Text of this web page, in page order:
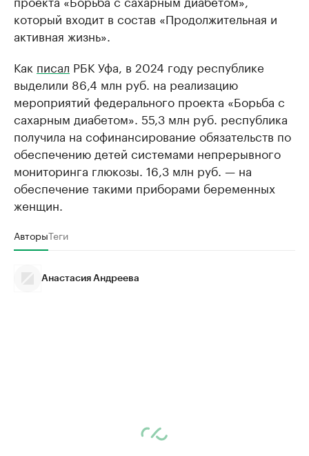
который входит в состав «Продолжительная и
активная жизнь».
Как писал РБК Уфа, в 2024 году республике
выделили 86,4 млн руб. на реализацию
мероприятий федерального проекта «Борьба с
сахарным диабетом». 55,3 млн руб. республика
получила на софинансирование обязательств по
обеспечению детей системами непрерывного
мониторинга глюкозы. 16,3 млн руб. — на
обеспечение такими приборами беременных
женщин.
АвторыТеги
Анастасия Андреева